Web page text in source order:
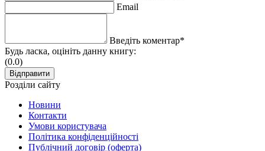
Email
Введіть коментар*
Будь ласка, оцініть данну книгу:
(0.0)
Розділи сайту
Новини
Контакти
Умови користувача
Політика конфіденційності
Публічний договір (оферта)